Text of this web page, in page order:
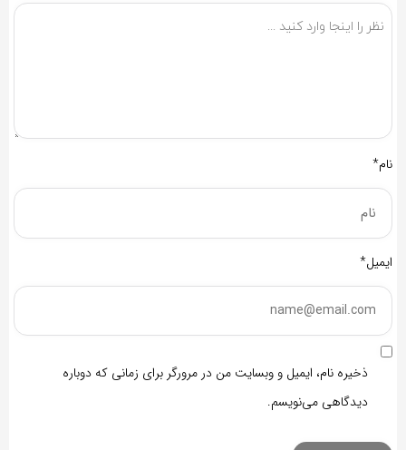
نام*
ایمیل*
ذخیره نام، ایمیل و وبسایت من در مرورگر برای زمانی که دوباره
دیدگاهی می‌نویسم.